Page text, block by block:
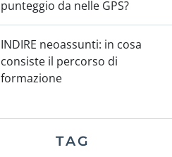
punteggio da nelle GPS?
INDIRE neoassunti: in cosa
consiste il percorso di
formazione
TAG